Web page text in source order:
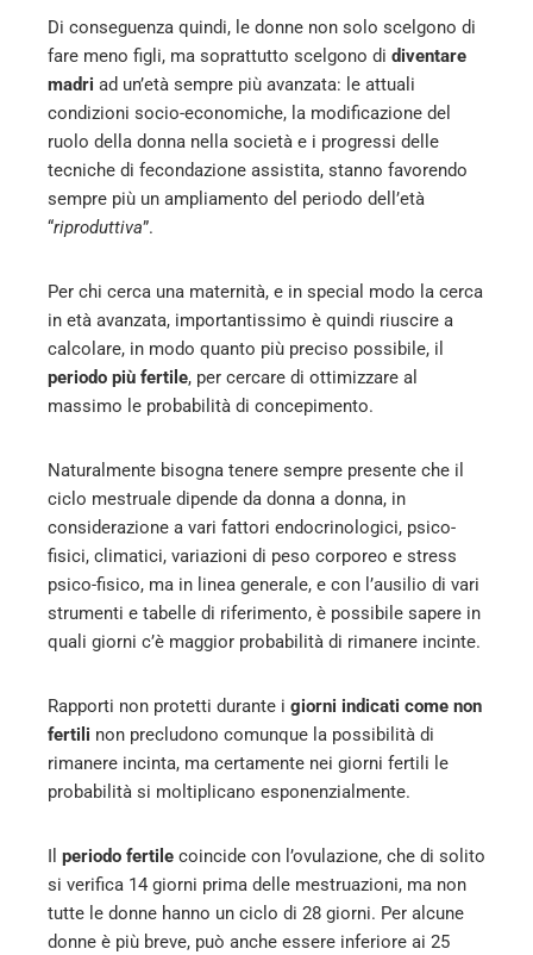
Di conseguenza quindi, le donne non solo scelgono di
fare meno figli, ma soprattutto scelgono di diventare
madri ad un’età sempre più avanzata: le attuali
condizioni socio-economiche, la modificazione del
ruolo della donna nella società e i progressi delle
tecniche di fecondazione assistita, stanno favorendo
sempre più un ampliamento del periodo dell’età
“riproduttiva”.
Per chi cerca una maternità, e in special modo la cerca
in età avanzata, importantissimo è quindi riuscire a
calcolare, in modo quanto più preciso possibile, il
periodo più fertile, per cercare di ottimizzare al
massimo le probabilità di concepimento.
Naturalmente bisogna tenere sempre presente che il
ciclo mestruale dipende da donna a donna, in
considerazione a vari fattori endocrinologici, psico-
fisici, climatici, variazioni di peso corporeo e stress
psico-fisico, ma in linea generale, e con l’ausilio di vari
strumenti e tabelle di riferimento, è possibile sapere in
quali giorni c’è maggior probabilità di rimanere incinte.
Rapporti non protetti durante i giorni indicati come non
fertili non precludono comunque la possibilità di
rimanere incinta, ma certamente nei giorni fertili le
probabilità si moltiplicano esponenzialmente.
Il periodo fertile coincide con l’ovulazione, che di solito
si verifica 14 giorni prima delle mestruazioni, ma non
tutte le donne hanno un ciclo di 28 giorni. Per alcune
donne è più breve, può anche essere inferiore ai 25